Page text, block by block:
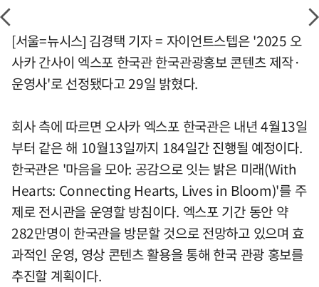
[서울=뉴시스] 김경택 기자 = 자이언트스텝은 '2025 오
사카 간사이 엑스포 한국관 한국관광홍보 콘텐츠 제작·
운영사'로 선정됐다고 29일 밝혔다.
회사 측에 따르면 오사카 엑스포 한국관은 내년 4월13일
부터 같은 해 10월13일까지 184일간 진행될 예정이다.
한국관은 '마음을 모아: 공감으로 잇는 밝은 미래(With
Hearts: Connecting Hearts, Lives in Bloom)'를 주
제로 전시관을 운영할 방침이다. 엑스포 기간 동안 약
282만명이 한국관을 방문할 것으로 전망하고 있으며 효
과적인 운영, 영상 콘텐츠 활용을 통해 한국 관광 홍보를
추진할 계획이다.